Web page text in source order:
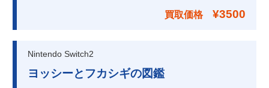
買取価格 ¥3500
Nintendo Switch2
ヨッシーとフカシギの図鑑